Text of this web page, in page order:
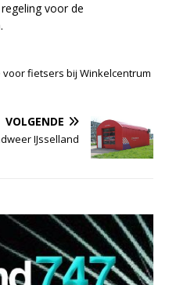
voor de
fietsers bij Winkelcentrum
VOLGENDE
IJsselland